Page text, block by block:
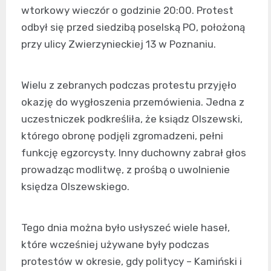
wtorkowy wieczór o godzinie 20:00. Protest
odbył się przed siedzibą poselską PO, położoną
przy ulicy Zwierzynieckiej 13 w Poznaniu.
Wielu z zebranych podczas protestu przyjęło
okazję do wygłoszenia przemówienia. Jedna z
uczestniczek podkreśliła, że ksiądz Olszewski,
którego obronę podjęli zgromadzeni, pełni
funkcję egzorcysty. Inny duchowny zabrał głos
prowadząc modlitwę, z prośbą o uwolnienie
księdza Olszewskiego.
Tego dnia można było usłyszeć wiele haseł,
które wcześniej używane były podczas
protestów w okresie, gdy politycy – Kamiński i